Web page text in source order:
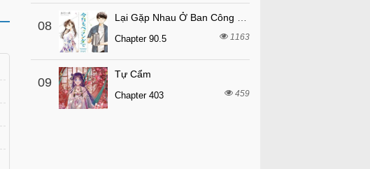
08
Chapter 90.5 1163
09
Tự Cẩm
Chapter 403 459